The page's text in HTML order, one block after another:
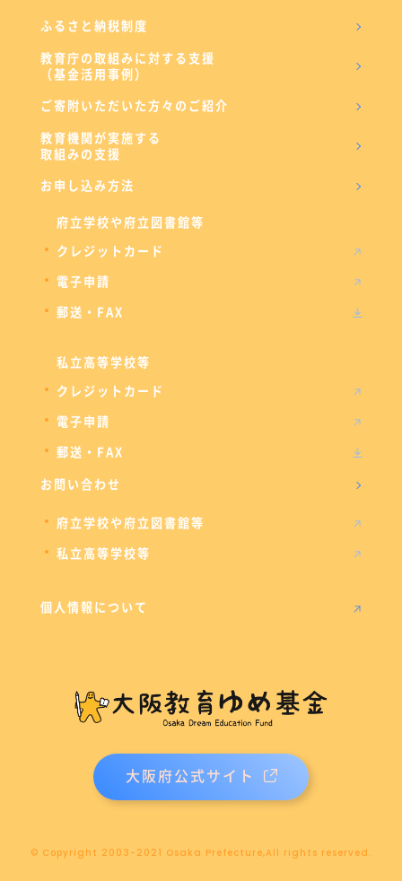
ふるさと納税制度
教育庁の取組みに対する支援
（基金活用事例）
ご寄附いただいた方々のご紹介
教育機関が実施する
取組みの支援
お申し込み方法
府立学校や府立図書館等
クレジットカード
電子申請
郵送・FAX
私立高等学校等
クレジットカード
電子申請
郵送・FAX
お問い合わせ
府立学校や府立図書館等
私立高等学校等
個人情報について
大阪府公式サイト
© Copyright 2003-2021 Osaka Prefecture,All rights reserved.